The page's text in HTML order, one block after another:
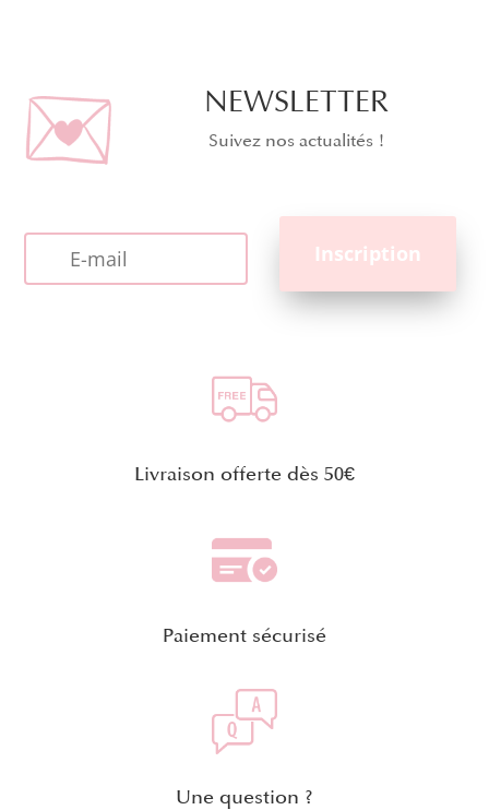
NEWSLETTER
Suivez nos actualités !
Livraison offerte dès 50€
Paiement sécurisé
Une question ?